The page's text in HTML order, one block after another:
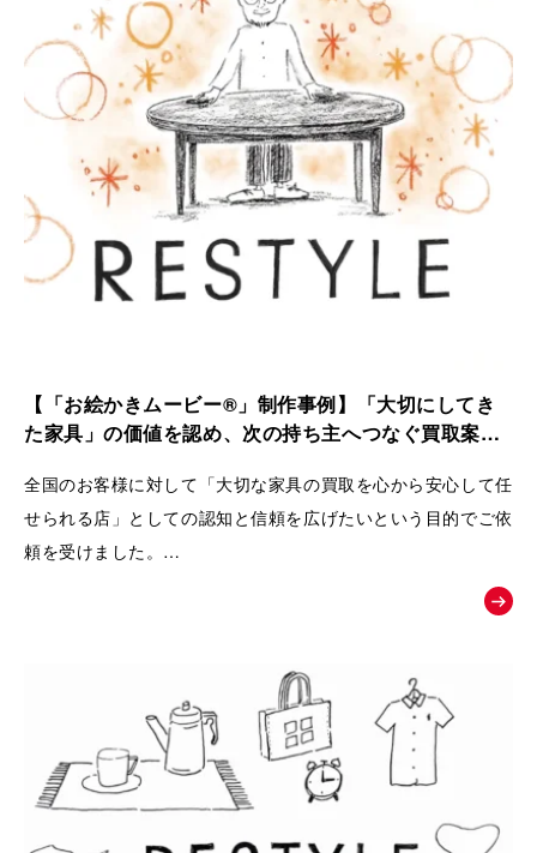
へ参加してみよう」と自然に行動したくなることを目指した
「お絵かきムービー®︎」です。
【「お絵かきムービー®」制作事例】「大切にしてき
た家具」の価値を認め、次の持ち主へつなぐ買取案内
全国のお客様に対して「大切な家具の買取を心から安心して任
せられる店」としての認知と信頼を広げたいという目的でご依
頼を受けました。
ただの中古品として買い叩くのではなく、家具が持つ歴史やお
りとおもてなしの姿勢を広く理解してもらうために動画が制作